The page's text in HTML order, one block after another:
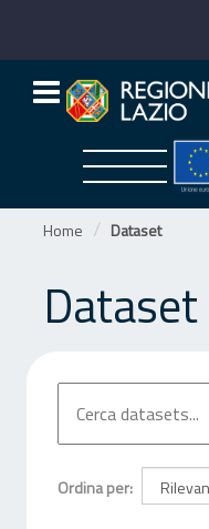
Home Dataset
Dataset
Ordina per